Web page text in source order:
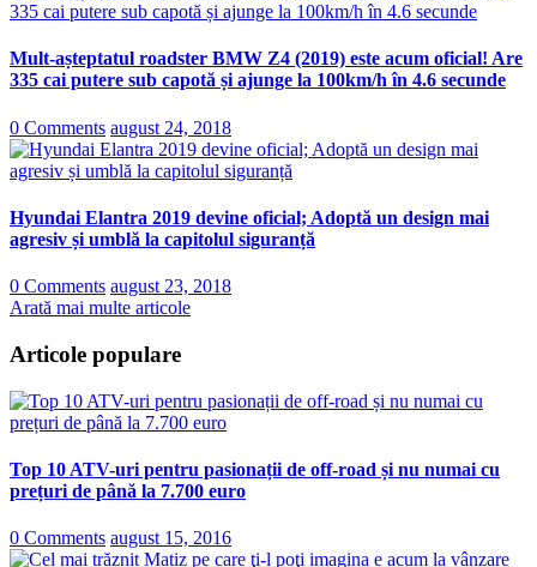
Mult-așteptatul roadster BMW Z4 (2019) este acum oficial! Are
335 cai putere sub capotă și ajunge la 100km/h în 4.6 secunde
0 Comments august 24, 2018
Hyundai Elantra 2019 devine oficial; Adoptă un design mai
agresiv și umblă la capitolul siguranță
0 Comments august 23, 2018
Arată mai multe articole
Articole populare
Top 10 ATV-uri pentru pasionații de off-road și nu numai cu
prețuri de până la 7.700 euro
0 Comments august 15, 2016